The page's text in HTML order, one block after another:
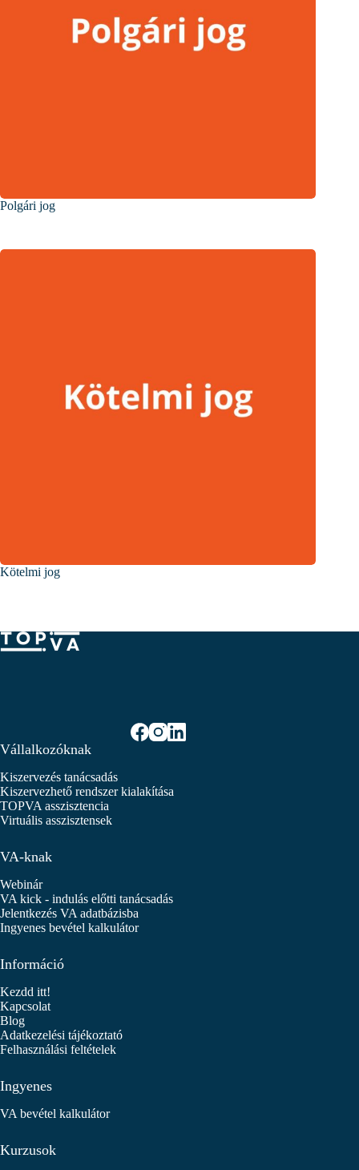
Polgári jog
Kötelmi jog
Vállalkozóknak
Kiszervezés tanácsadás
Kiszervezhető rendszer kialakítása
TOPVA asszisztencia
Virtuális asszisztensek
VA-knak
Webinár
VA kick - indulás előtti tanácsadás
Jelentkezés VA adatbázisba
Ingyenes bevétel kalkulátor
Információ
Kezdd itt!
Kapcsolat
Blog
Adatkezelési tájékoztató
Felhasználási feltételek
Ingyenes
VA bevétel kalkulátor
Kurzusok